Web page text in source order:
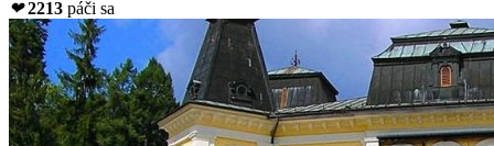
❤ 2213 páči sa